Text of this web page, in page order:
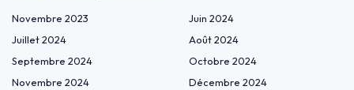
Novembre 2023
Juin 2024
Juillet 2024
Août 2024
Septembre 2024
Octobre 2024
Novembre 2024
Décembre 2024